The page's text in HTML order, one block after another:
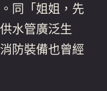
同「姐姐，先
水管廣泛生
防裝備也曾經